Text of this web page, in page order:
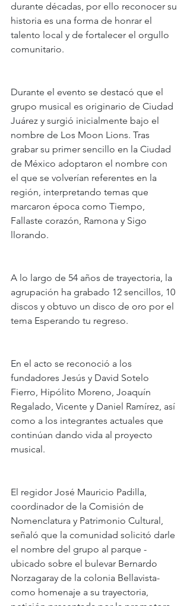
durante décadas, por ello reconocer su
historia es una forma de honrar el
talento local y de fortalecer el orgullo
comunitario.
Durante el evento se destacó que el
grupo musical es originario de Ciudad
Juárez y surgió inicialmente bajo el
nombre de Los Moon Lions. Tras
grabar su primer sencillo en la Ciudad
de México adoptaron el nombre con
el que se volverían referentes en la
región, interpretando temas que
marcaron época como Tiempo,
Fallaste corazón, Ramona y Sigo
llorando.
A lo largo de 54 años de trayectoria, la
agrupación ha grabado 12 sencillos, 10
discos y obtuvo un disco de oro por el
tema Esperando tu regreso.
En el acto se reconoció a los
fundadores Jesús y David Sotelo
Fierro, Hipólito Moreno, Joaquín
Regalado, Vicente y Daniel Ramírez, así
como a los integrantes actuales que
continúan dando vida al proyecto
musical.
El regidor José Mauricio Padilla,
coordinador de la Comisión de
Nomenclatura y Patrimonio Cultural,
señaló que la comunidad solicitó darle
el nombre del grupo al parque -
ubicado sobre el bulevar Bernardo
Norzagaray de la colonia Bellavista-
como homenaje a su trayectoria,